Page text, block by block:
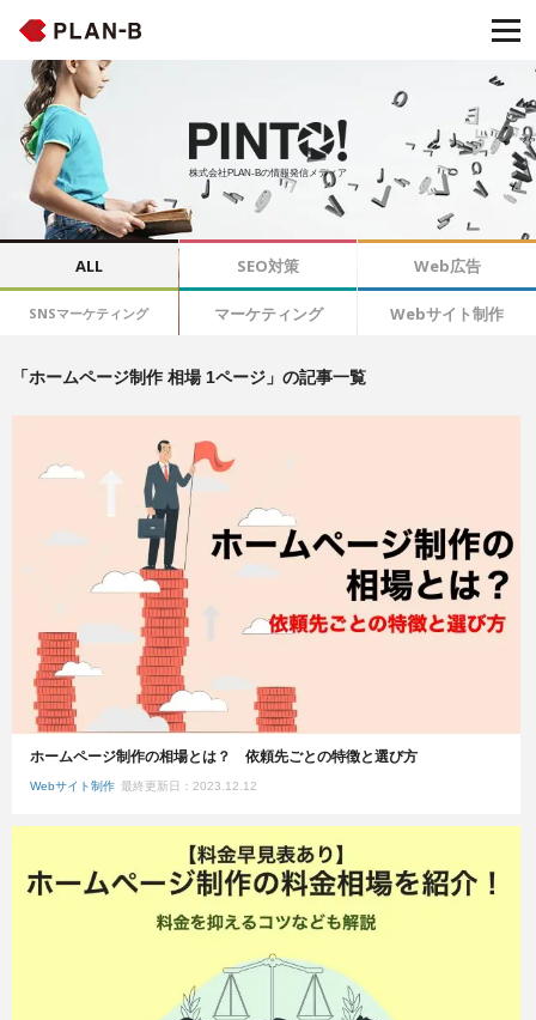
株式会社PLAN-Bの情報発信メディア
ALL SEO対策 Web広告
SNSマーケティング マーケティング Webサイト制作
「ホームページ制作 相場 1ページ」の記事一覧
ホームページ制作の相場とは？ 依頼先ごとの特徴と選び方
Webサイト制作 最終更新日：2023.12.12